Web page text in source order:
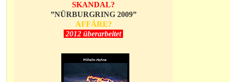
SKANDAL?
”NÜRBURGRING 2009”
AFFÄRE?
2012 überarbeitet